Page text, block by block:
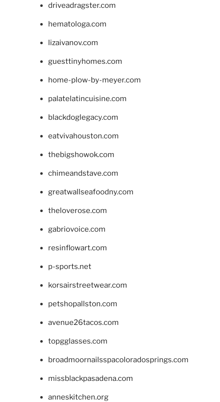
driveadragster.com
hematologa.com
lizaivanov.com
guesttinyhomes.com
home-plow-by-meyer.com
palatelatincuisine.com
blackdoglegacy.com
eatvivahouston.com
thebigshowok.com
chimeandstave.com
greatwallseafoodny.com
theloverose.com
gabriovoice.com
resinflowart.com
p-sports.net
korsairstreetwear.com
petshopallston.com
avenue26tacos.com
topgglasses.com
broadmoornailsspacoloradosprings.com
missblackpasadena.com
anneskitchen.org